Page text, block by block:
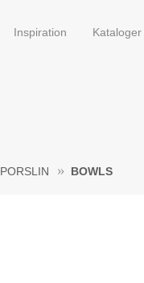
Inspiration Kataloger
PORSLIN BOWLS